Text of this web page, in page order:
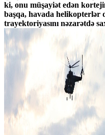
ki, onu müşayiət edən
başqa, havada helikopterlər
trayektoriyasını nəzarətdə